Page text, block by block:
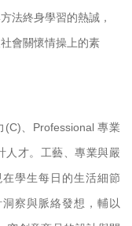
法終身學習的熱誠，
會關懷情操上的素
、Professional 專業
人才。工藝、專業與嚴
學生每日的生活細節
察與脈絡發想，輔以